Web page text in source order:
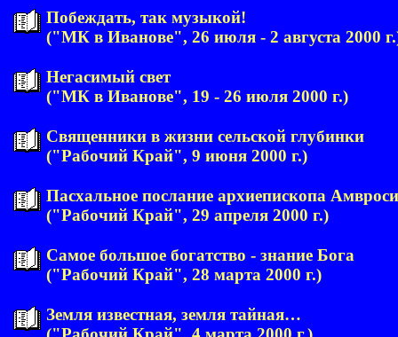
Побеждать, так музыкой!
("МК в Иванове", 26 июля - 2 августа 2000
Негасимый свет
("МК в Иванове", 19 - 26 июля 2000 г.)
Священники в жизни сельской глубинки
("Рабочий Край", 9 июня 2000 г.)
Пасхальное послание архиепископа
("Рабочий Край", 29 апреля 2000 г.)
Самое большое богатство - знание Бога
("Рабочий Край", 28 марта 2000 г.)
Земля известная, земля тайная…